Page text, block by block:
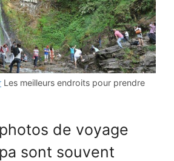
Les meilleurs endroits pour prendre
de voyage
sont souvent